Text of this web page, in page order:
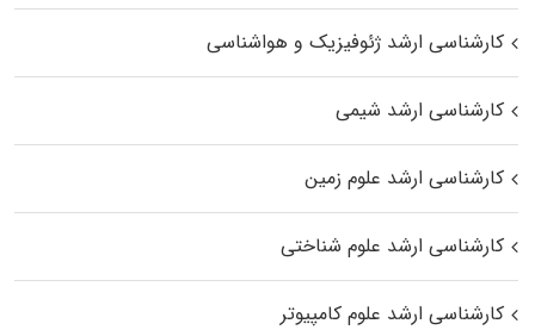
کارشناسی ارشد ژئوفیزیک و هواشناسی
کارشناسی ارشد شیمی
کارشناسی ارشد علوم زمین
کارشناسی ارشد علوم شناختی
کارشناسی ارشد علوم کامپیوتر